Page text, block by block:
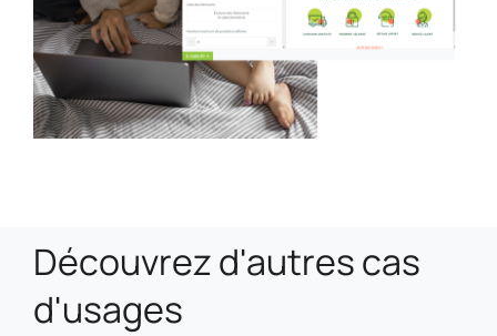
Découvrez d'autres cas
d'usages